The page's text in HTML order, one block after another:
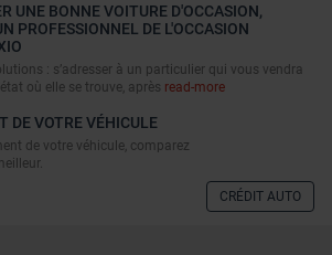
UNE BONNE VOITURE D'OCCASION,
PROFESSIONNEL DE L'OCCASION
: s’adresser à un particulier qui vous vendra
où elle se trouve, après read-more
DE VOTRE VÉHICULE
de votre véhicule, comparez
CRÉDIT AUTO